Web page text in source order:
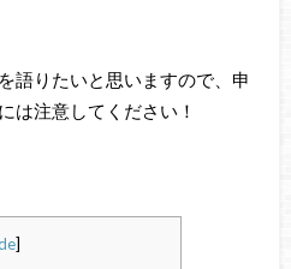
を語りたいと思いますので、申
は注意してください！
]